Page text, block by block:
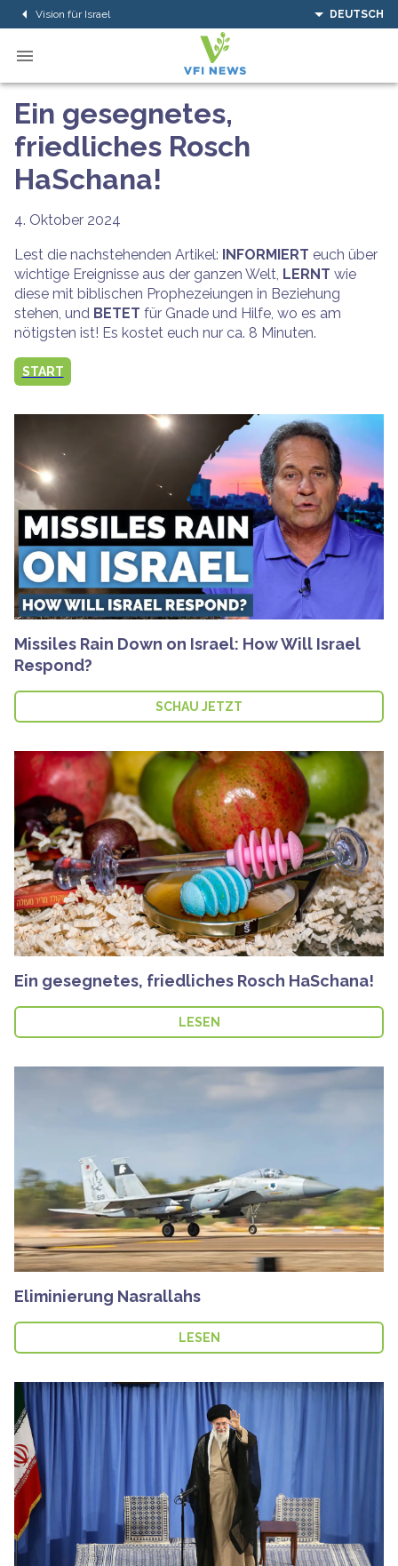
Vision für Israel DEUTSCH
Ein gesegnetes,
friedliches Rosch
HaSchana!
4. Oktober 2024
Lest die nachstehenden Artikel: INFORMIERT euch über
wichtige Ereignisse aus der ganzen Welt, LERNT wie
diese mit biblischen Prophezeiungen in Beziehung
stehen, und BETET für Gnade und Hilfe, wo es am
nötigsten ist! Es kostet euch nur ca. 8 Minuten.
START
Missiles Rain Down on Israel: How Will Israel
Respond?
SCHAU JETZT
Ein gesegnetes, friedliches Rosch HaSchana!
LESEN
Eliminierung Nasrallahs
LESEN